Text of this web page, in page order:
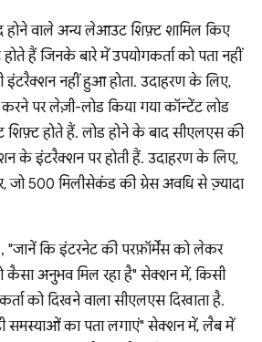
होने वाले अन्य लेआउट शिफ़्ट शामिल किए
हैं जिनके बारे में उपयोगकर्ता को पता नहीं
इंटरैक्शन नहीं हुआ होता. उदाहरण के लिए,
पर लेज़ी-लोड किया गया कॉन्टेंट लोड
होते हैं. लोड होने के बाद सीएलएस की
के इंटरैक्शन पर होती हैं. उदाहरण के लिए,
500 मिलीसेकंड की ग्रेस अवधि से ज़्यादा
, "जानें कि इंटरनेट की परफ़ॉर्मेंस को लेकर
अनुभव मिल रहा है" सेक्शन में, किसी
को दिखने वाला सीएलएस दिखाता है.
समस्याओं का पता लगाएं" सेक्शन में, लैब में